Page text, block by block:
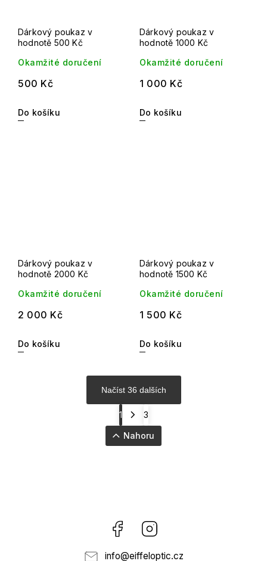
Dárkový poukaz v
hodnotě 500 Kč
Okamžité doručení
500 Kč
Do košíku
Dárkový poukaz v
hodnotě 1000 Kč
Okamžité doručení
1 000 Kč
Do košíku
Dárkový poukaz v
hodnotě 2000 Kč
Okamžité doručení
2 000 Kč
Do košíku
Dárkový poukaz v
hodnotě 1500 Kč
Okamžité doručení
1 500 Kč
Do košíku
Načíst 36 dalších
1 3
Nahoru
Facebook
info@eiffeloptic.cz